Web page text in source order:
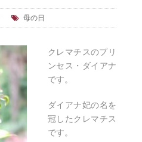
母の日
クレマチスのプリ
ンセス・ダイアナ
です。
ダイアナ妃の名を
冠したクレマチス
です。